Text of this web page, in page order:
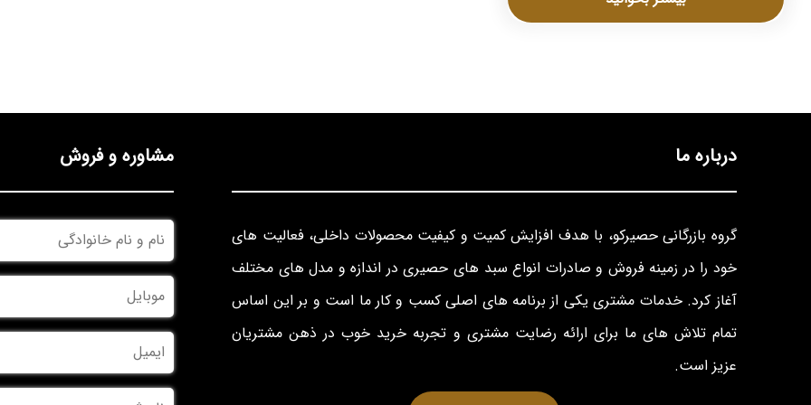
درباره ما
گروه بازرگانی حصیرکو، با هدف افزایش کمیت و کیفیت محصولات داخلی، فعالیت های
خود را در زمینه فروش و صادرات انواع سبد های حصیری در اندازه و مدل های مختلف
آغاز کرد. خدمات مشتری یکی از برنامه های اصلی کسب و کار ما است و بر این اساس
تمام تلاش های ما برای ارائه رضایت مشتری و تجربه خرید خوب در ذهن مشتریان
عزیز است.
مشاوره و فروش
و
نام
خانوادگی
موبایل
ایمیل
نام